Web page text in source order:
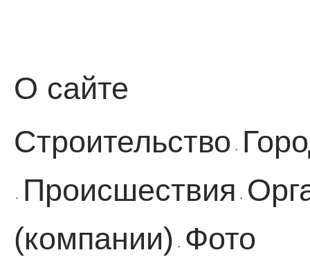
О сайте
Строительство ·
· Происшествия ·
(компании)
·
Фото